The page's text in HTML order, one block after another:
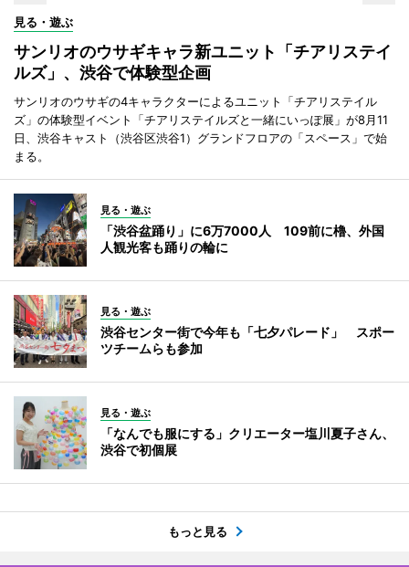
見る・遊ぶ
サンリオのウサギキャラ新ユニット「チアリステイ
ルズ」、渋谷で体験型企画
サンリオのウサギの4キャラクターによるユニット「チアリステイル
ズ」の体験型イベント「チアリステイルズと一緒にいっぽ展」が8月11
日、渋谷キャスト（渋谷区渋谷1）グランドフロアの「スペース」で始
まる。
見る・遊ぶ
「渋谷盆踊り」に6万7000人 109前に櫓、外国
人観光客も踊りの輪に
見る・遊ぶ
渋谷センター街で今年も「七夕パレード」 スポー
ツチームらも参加
見る・遊ぶ
「なんでも服にする」クリエーター塩川夏子さん、
渋谷で初個展
もっと見る